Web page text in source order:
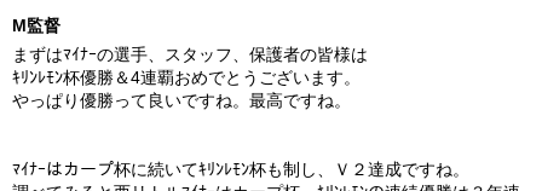
M監督
まずはﾏｲﾅｰの選手、スタッフ、保護者の皆様は
ｷﾘﾝﾚﾓﾝ杯優勝＆4連覇おめでとうございます。
やっぱり優勝って良いですね。最高ですね。
ﾏｲﾅｰはカープ杯に続いてｷﾘﾝﾚﾓﾝ杯も制し、Ｖ２達成ですね。